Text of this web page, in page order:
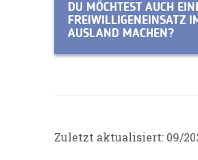
DU MÖCHTEST AUCH
FREIWILLIGENEINSATZ
AUSLAND MACHEN?
Zuletzt aktualisiert: 09/